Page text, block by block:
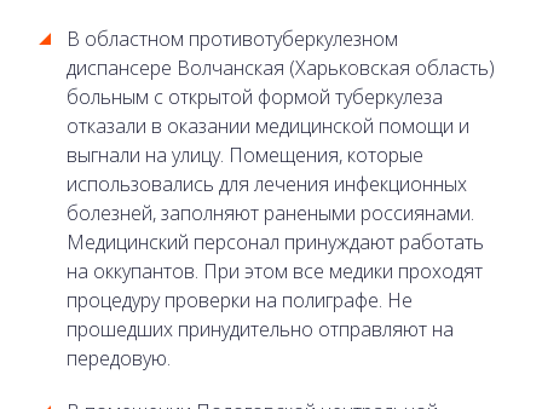
В областном противотуберкулезном
диспансере Волчанская (Харьковская область)
больным с открытой формой туберкулеза
отказали в оказании медицинской помощи и
выгнали на улицу. Помещения, которые
использовались для лечения инфекционных
болезней, заполняют ранеными россиянами.
Медицинский персонал принуждают работать
на оккупантов. При этом все медики проходят
процедуру проверки на полиграфе. Не
прошедших принудительно отправляют на
передовую.